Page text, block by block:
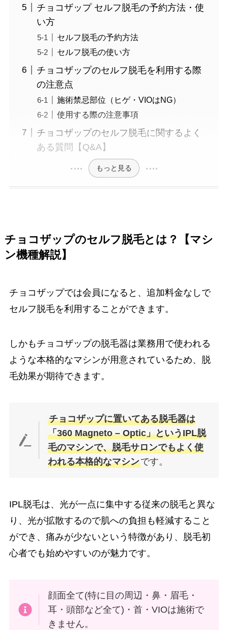
チョコザップ セルフ脱毛の予約方法・使
い方
セルフ脱毛の予約方法
セルフ脱毛の使い方
チョコザップのセルフ脱毛を利用する際
の注意点
施術禁忌部位（ヒゲ・VIOはNG）
使用する際の注意事項
チョコザップのセルフ脱毛に関するよく
ある質問【Q&A】
もっと見る
チョコザップのセルフ脱毛とは？【マシ
ン機種解説】
チョコザップでは会員になると、追加料金なしで
セルフ脱毛を利用することができます。
しかもチョコザップの脱毛器は業務用で使われる
ような本格的なマシンが用意されているため、脱
毛効果が期待できます。
チョコザップに置いてある脱毛器は
「360 Magneto – Optic」というIPL脱
毛のマシンで、脱毛サロンでもよく使
われる本格的なマシンです。
IPL脱毛は、光が一点に集中する従来の脱毛と異な
り、光が拡散するので肌への負担も軽減すること
ができ、痛みが少ないという特徴があり、脱毛初
心者でも始めやすいのが魅力です。
顔面全て(特に目の周辺・鼻・眉毛・
耳・頭部など全て)・首・VIOは施術で
きません。